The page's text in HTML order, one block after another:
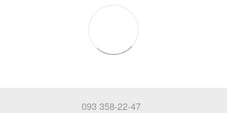
093 358-22-47